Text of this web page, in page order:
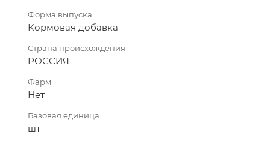
Форма выпуска
Кормовая добавка
Страна происхождения
РОССИЯ
Фарм
Нет
Базовая единица
шт